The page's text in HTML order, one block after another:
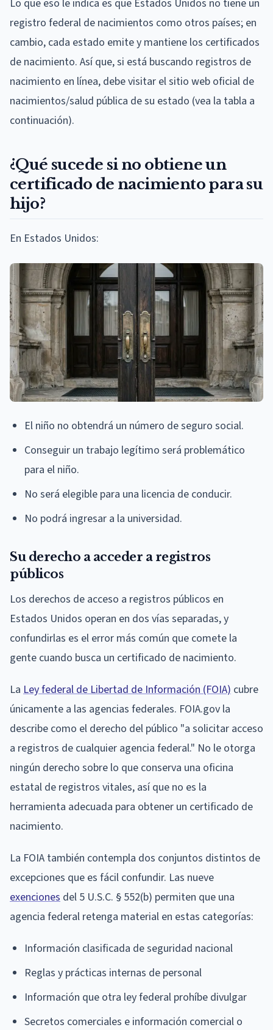
Lo que eso le indica es que Estados Unidos no tiene un
registro federal de nacimientos como otros países; en
cambio, cada estado emite y mantiene los certificados
de nacimiento. Así que, si está buscando registros de
nacimiento en línea, debe visitar el sitio web oficial de
nacimientos/salud pública de su estado (vea la tabla a
continuación).
¿Qué sucede si no obtiene un
certificado de nacimiento para su
hijo?
En Estados Unidos:
El niño no obtendrá un número de seguro social.
Conseguir un trabajo legítimo será problemático
para el niño.
No será elegible para una licencia de conducir.
No podrá ingresar a la universidad.
Su derecho a acceder a registros
públicos
Los derechos de acceso a registros públicos en
Estados Unidos operan en dos vías separadas, y
confundirlas es el error más común que comete la
gente cuando busca un certificado de nacimiento.
La Ley federal de Libertad de Información (FOIA) cubre
únicamente a las agencias federales. FOIA.gov la
describe como el derecho del público "a solicitar acceso
a registros de cualquier agencia federal." No le otorga
ningún derecho sobre lo que conserva una oficina
estatal de registros vitales, así que no es la
herramienta adecuada para obtener un certificado de
nacimiento.
La FOIA también contempla dos conjuntos distintos de
excepciones que es fácil confundir. Las nueve
exenciones del 5 U.S.C. § 552(b) permiten que una
agencia federal retenga material en estas categorías:
Información clasificada de seguridad nacional
Reglas y prácticas internas de personal
Información que otra ley federal prohíbe divulgar
Secretos comerciales e información comercial o